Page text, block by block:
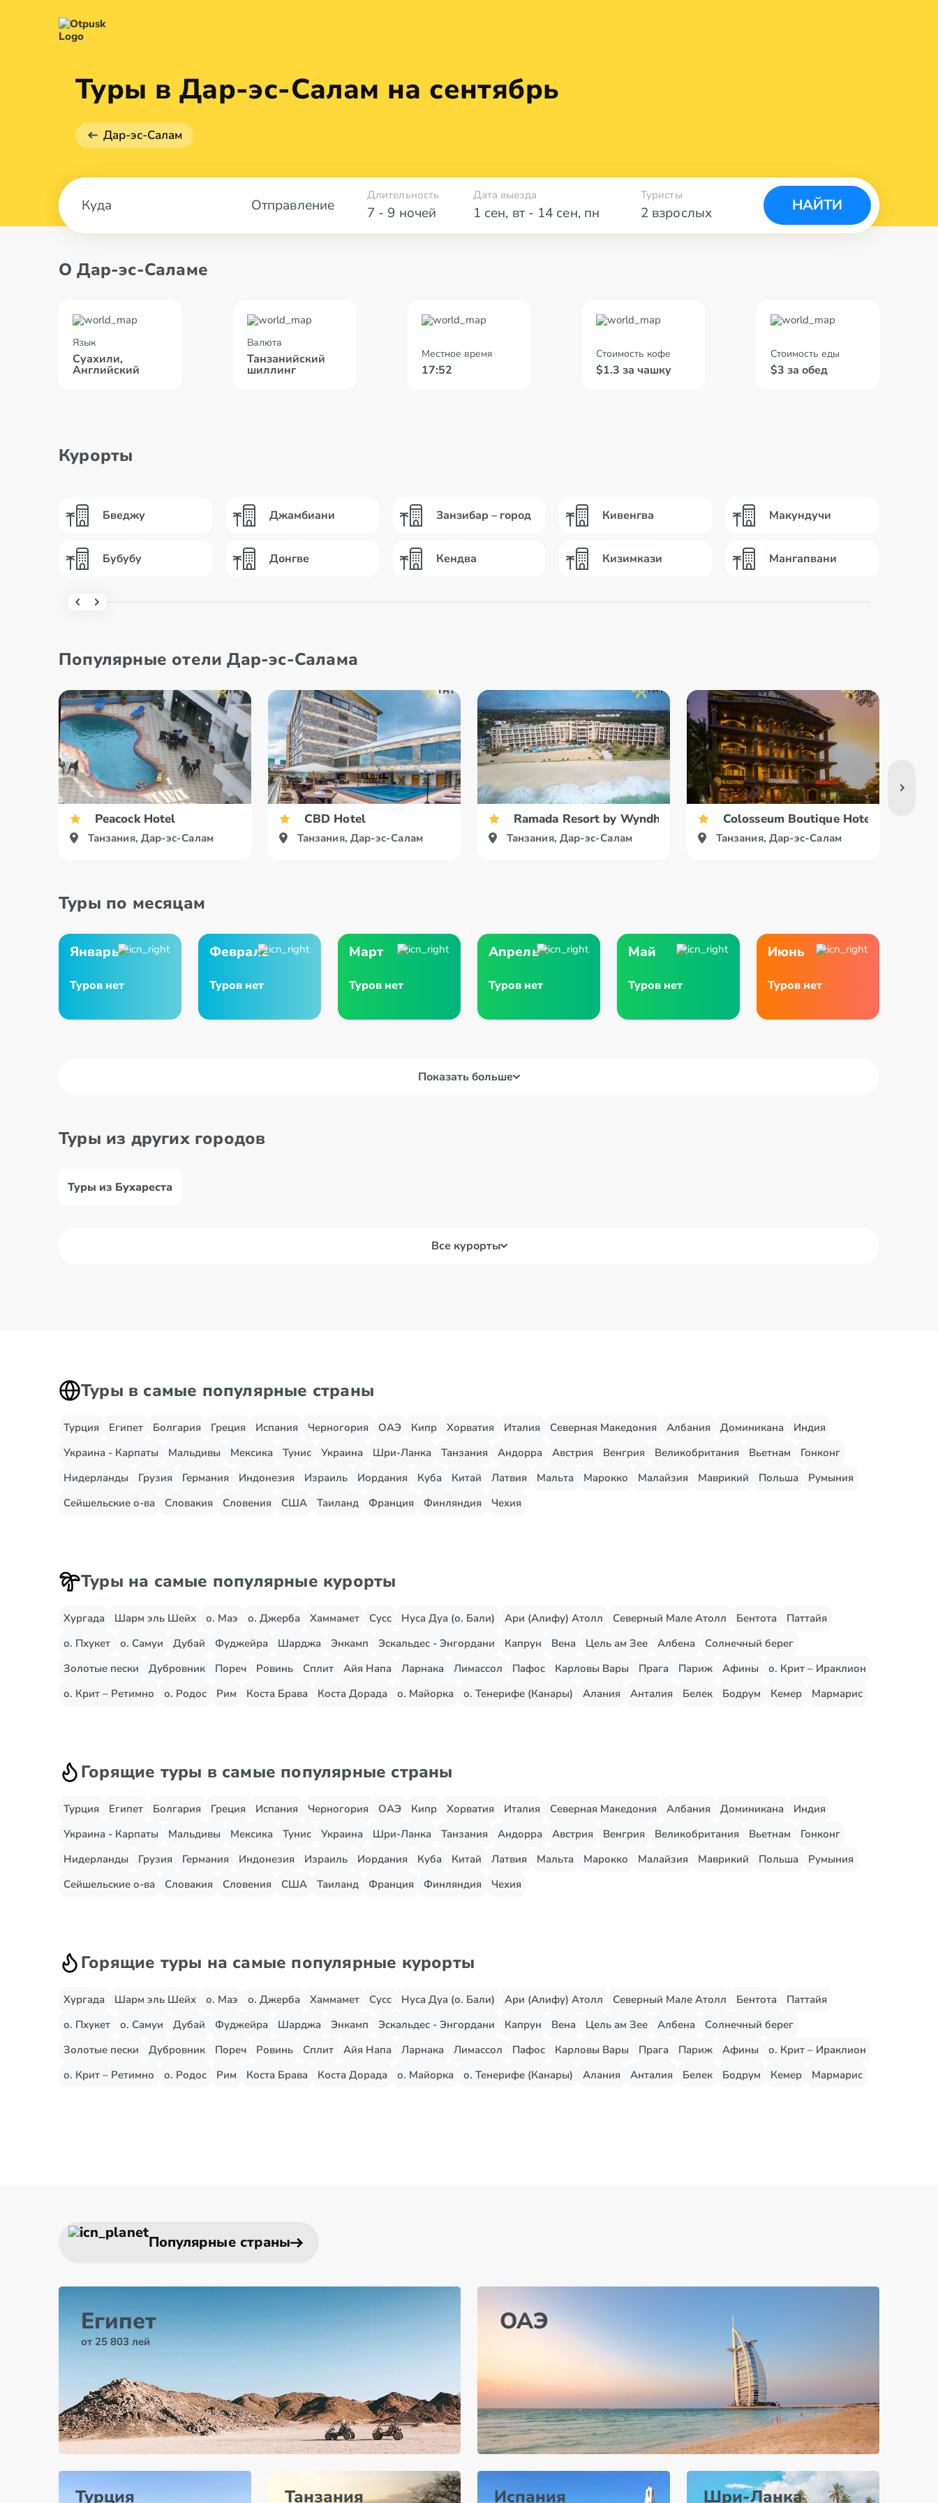
Туры в Дар-эс-Салам на сентябрь
Дар-эс-Салам
Отправление 7 - 9 ночей
Длительность Дата выезда
1 сен, вт- 14 сен, пн 2 взрослых
Туристы
НАЙТИ
О Дар-эс-Саламе
Язык
Суахили,
Английский
Валюта
Танзанийский
шиллинг
Местное время
17:52
Стоимость кофе
$1.3 за чашку
Стоимость еды
$3 за обед
Курорты
Бведжу
Бубубу
Джамбиани
Донгве
Занзибар – город
Кендва
Кивенгва
Кизимкази
Макундучи
Мангапвани
Популярные отели Дар-эс-Салама
Peacock Hotel
Танзания, Дар-эс-Салам
CBD Hotel
Танзания, Дар-эс-Салам
Ramada Resort by Wyndham Dar es Salaam
Танзания, Дар-эс-Салам
Colosseum Boutique Hotel & Spa
Танзания, Дар-эс-Салам
Туры по месяцам
Январь
Туров нет
Февраль
Туров нет
Март
Туров нет
Апрель
Туров нет
Май
Туров нет
Июнь
Туров нет
Показать больше
Туры из других городов
Туры из Бухареста
Все курорты
Туры в самые популярные страны
Турция Египет Болгария Греция Испания Черногория ОАЭ Кипр Хорватия Италия Северная Македония Албания Доминикана
Индия
Украина - Карпаты
Мальдивы Мексика Тунис Украина Шри-Ланка Танзания Андорра Австрия Венгрия Великобритания Вьетнам
Гонконг
Нидерланды
Грузия Германия Индонезия Израиль Иордания Куба Китай Латвия Мальта Марокко Малайзия Маврикий Польша
Румыния
Сейшельские о-ва
Словакия Словения США Таиланд Франция Финляндия Чехия
Туры на самые популярные курорты
Хургада Шарм эль Шейх о. Маэ о. Джерба Хаммамет Сусс Нуса Дуа (о. Бали) Ари (Алифу) Атолл Северный Мале Атолл Бентота
Паттайя
о. Пхукет
о. Самуи Дубай Фуджейра Шарджа Энкамп Эскальдес - Энгордани Капрун Вена Цель ам Зее Албена
Солнечный берег
Золотые пески
Дубровник Пореч Ровинь Сплит Айя Напа Ларнака Лимассол Пафос Карловы Вары Прага Париж Афины
о. Крит – Ираклион
о. Крит – Ретимно
о. Родос Рим Коста Брава Коста Дорада о. Майорка о. Тенерифе (Канары) Алания Анталия Белек Бодрум Кемер Мармарис
Горящие туры в самые популярные страны
Турция Египет Болгария Греция Испания Черногория ОАЭ Кипр Хорватия Италия Северная Македония Албания Доминикана
Индия
Украина - Карпаты
Мальдивы Мексика Тунис Украина Шри-Ланка Танзания Андорра Австрия Венгрия Великобритания Вьетнам
Гонконг
Нидерланды
Грузия Германия Индонезия Израиль Иордания Куба Китай Латвия Мальта Марокко Малайзия Маврикий Польша
Румыния
Сейшельские о-ва
Словакия Словения США Таиланд Франция Финляндия Чехия
Горящие туры на самые популярные курорты
Хургада Шарм эль Шейх о. Маэ о. Джерба Хаммамет Сусс Нуса Дуа (о. Бали) Ари (Алифу) Атолл Северный Мале Атолл Бентота
Паттайя
о. Пхукет
о. Самуи Дубай Фуджейра Шарджа Энкамп Эскальдес - Энгордани Капрун Вена Цель ам Зее Албена
Солнечный берег
Золотые пески
Дубровник Пореч Ровинь Сплит Айя Напа Ларнака Лимассол Пафос Карловы Вары Прага Париж Афины
о. Крит – Ираклион
о. Крит – Ретимно
о. Родос Рим Коста Брава Коста Дорада о. Майорка о. Тенерифе (Канары) Алания Анталия Белек Бодрум Кемер Мармарис
Популярные страны
Египет
от 25 803 лей
ОАЭ
Турция Танзания Испания Шри-Ланка